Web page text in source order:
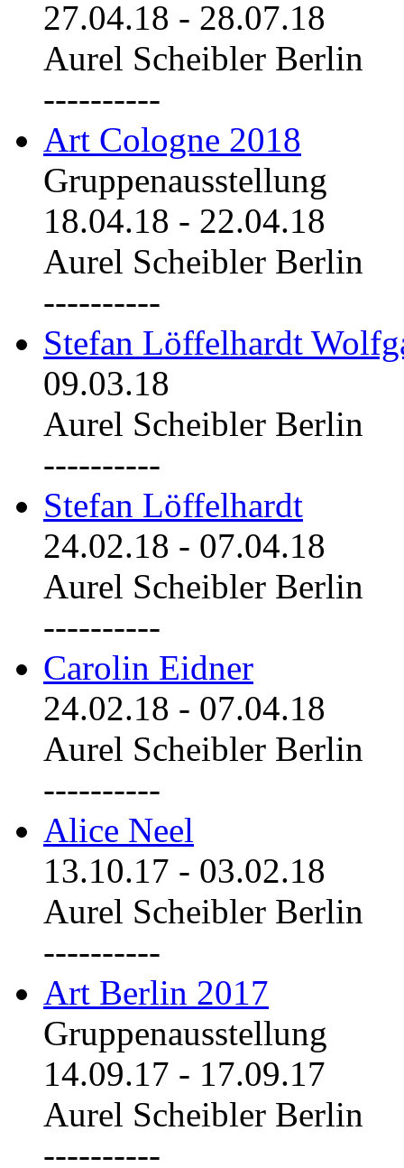
27.04.18 - 28.07.18
Aurel Scheibler Berlin
----------
Art Cologne 2018
Gruppenausstellung
18.04.18 - 22.04.18
Aurel Scheibler Berlin
----------
Stefan Löffelhardt
09.03.18
Aurel Scheibler Berlin
----------
Stefan Löffelhardt
24.02.18 - 07.04.18
Aurel Scheibler Berlin
----------
Carolin Eidner
24.02.18 - 07.04.18
Aurel Scheibler Berlin
----------
Alice Neel
13.10.17 - 03.02.18
Aurel Scheibler Berlin
----------
Art Berlin 2017
Gruppenausstellung
14.09.17 - 17.09.17
Aurel Scheibler Berlin
----------